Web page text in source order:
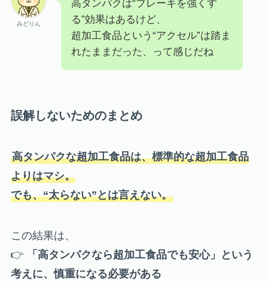
みどりん
高タンパクは“ブレーキを強くす
る”効果はあるけど、
超加工食品という“アクセル”は踏ま
れたままだった、って感じだね
誤解しないためのまとめ
高タンパクな超加工食品は、標準的な超加工食品
よりはマシ。
でも、“太らない”とは言えない。
この結果は、
👉
「高タンパクなら超加工食品でも安心」という
考えに、慎重になる必要がある